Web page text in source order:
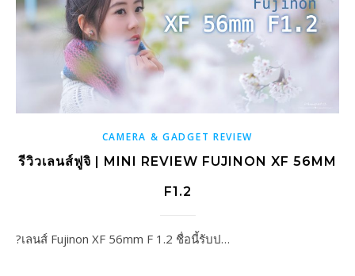
CAMERA & GADGET REVIEW
รีวิวเลนส์ฟูจิ | MINI REVIEW FUJINON XF 56MM
F1.2
?เลนส์ Fujinon XF 56mm F 1.2 ชื่อนี้รับป…